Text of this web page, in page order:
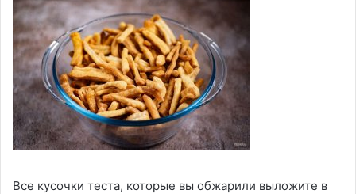
Все кусочки теста, которые вы обжарили выложите в